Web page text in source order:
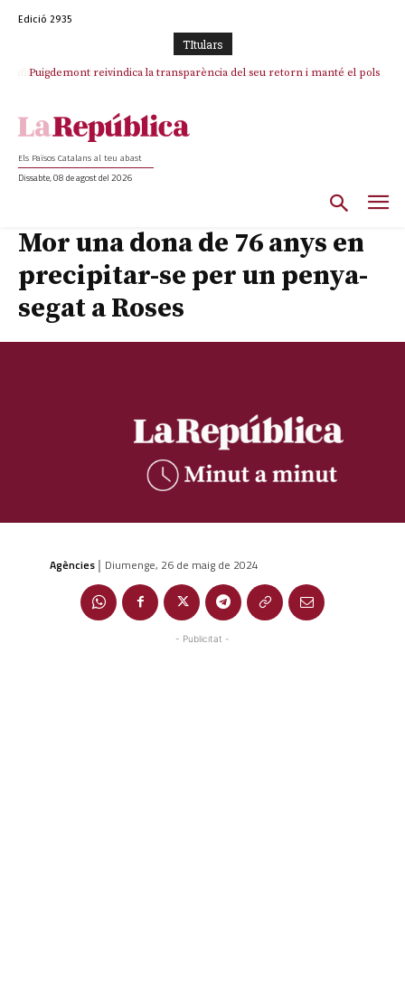
Edició 2935
TItulars
Puigdemont reivindica la transparència del seu retorn i manté el pols
Els Països Catalans al teu abast
Dissabte, 08 de agost del 2026
Mor una dona de 76 anys en
precipitar-se per un penya-
segat a Roses
Agències | Diumenge, 26 de maig de 2024
- Publicitat -